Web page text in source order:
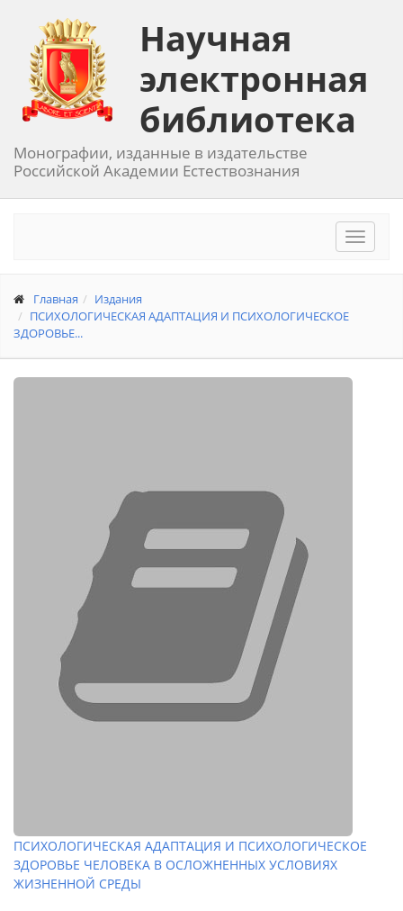
Научная
электронная
библиотека
Монографии, изданные в издательстве
Российской Академии Естествознания
Toggle
Главная
Издания
ПСИХОЛОГИЧЕСКАЯ АДАПТАЦИЯ И ПСИХОЛОГИЧЕСКОЕ
ЗДОРОВЬЕ...
ПСИХОЛОГИЧЕСКАЯ АДАПТАЦИЯ И ПСИХОЛОГИЧЕСКОЕ
ЗДОРОВЬЕ ЧЕЛОВЕКА В ОСЛОЖНЕННЫХ УСЛОВИЯХ
ЖИЗНЕННОЙ СРЕДЫ